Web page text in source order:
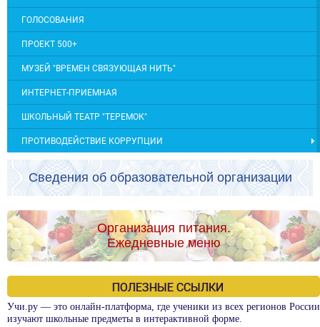
ГОЛОСОВАНИЯ
ПРОЕКТ 500+
МУЗЕЙ "ВРЕМЕН СВЯЗУЮЩАЯ НИТЬ"
ИНТЕРНЕТ-ПРИЕМНАЯ
ШКОЛЬНЫЙ ТЕАТР "ТЕРЕМОК"
ПРОТИВОДЕЙСТВИЕ КОРРУПЦИИ
Сведения об образовательной организации
Организация питания.
Ежедневные меню
ПОЛЕЗНЫЕ ССЫЛКИ
Учи.ру — это онлайн-платформа, где ученики из всех регионов России
изучают школьные предметы в интерактивной форме.